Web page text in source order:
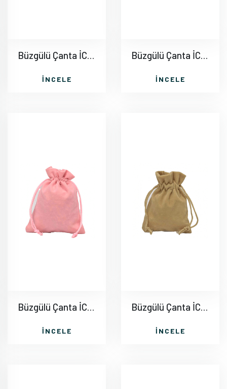
Büzgülü Çanta İC007
İNCELE
Büzgülü Çanta İC008
İNCELE
Büzgülü Çanta İC009
İNCELE
Büzgülü Çanta İC010
İNCELE